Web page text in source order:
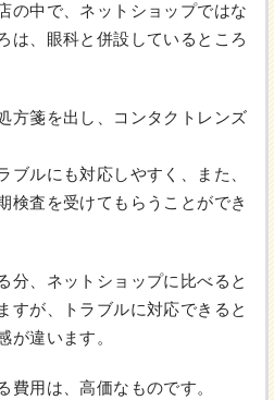
の中で、ネットショップではな
は、眼科と併設しているところ
方箋を出し、コンタクトレンズ
ブルにも対応しやすく、また、
検査を受けてもらうことができ
分、ネットショップに比べると
すが、トラブルに対応できると
が違います。
費用は、高価なものです。